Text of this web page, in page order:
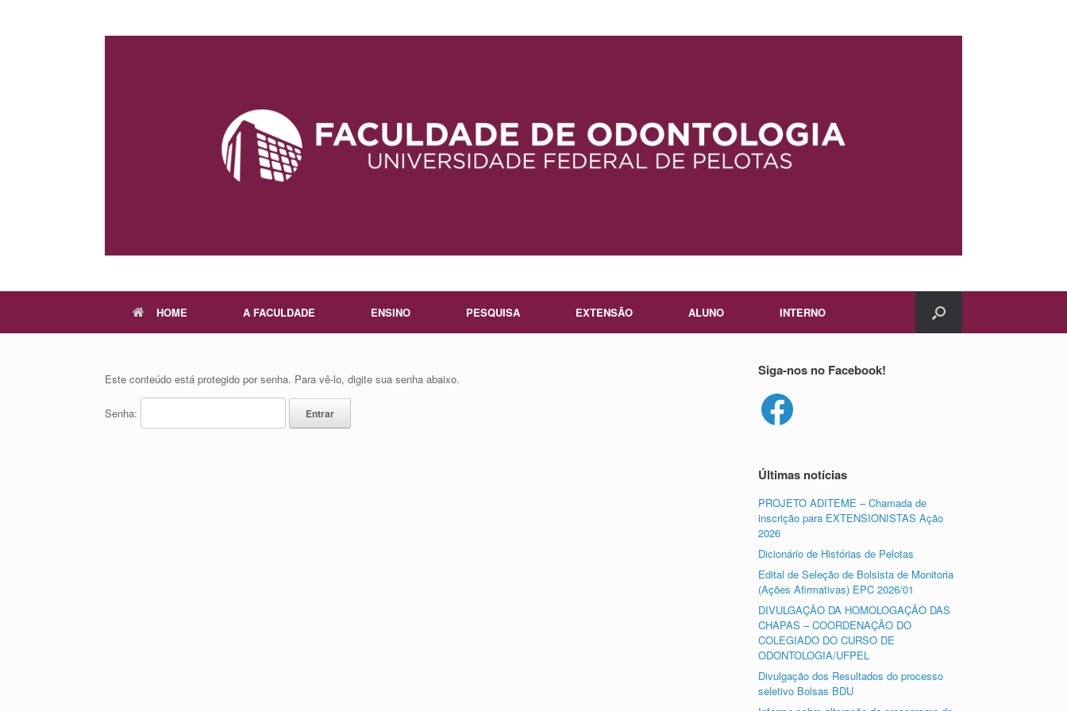
HOME A FACULDADE ENSINO PESQUISA EXTENSÃO ALUNO INTERNO
Este conteúdo está protegido por senha. Para vê-lo, digite sua senha abaixo.
Senha:
Siga-nos no Facebook!
Facebook
Últimas notícias
PROJETO ADITEME – Chamada de
inscrição para EXTENSIONISTAS Ação
2026
Dicionário de Histórias de Pelotas
Edital de Seleção de Bolsista de Monitoria
(Ações Afirmativas) EPC 2026/01
DIVULGAÇÃO DA HOMOLOGAÇÃO DAS
CHAPAS – COORDENAÇÃO DO
COLEGIADO DO CURSO DE
ODONTOLOGIA/UFPEL
Divulgação dos Resultados do processo
seletivo Bolsas BDU